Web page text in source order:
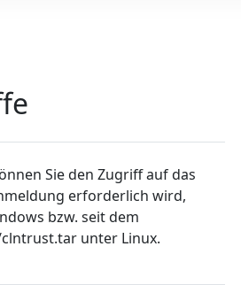
Sie den Zugriff auf das
erforderlich wird,
bzw. seit dem
unter Linux.